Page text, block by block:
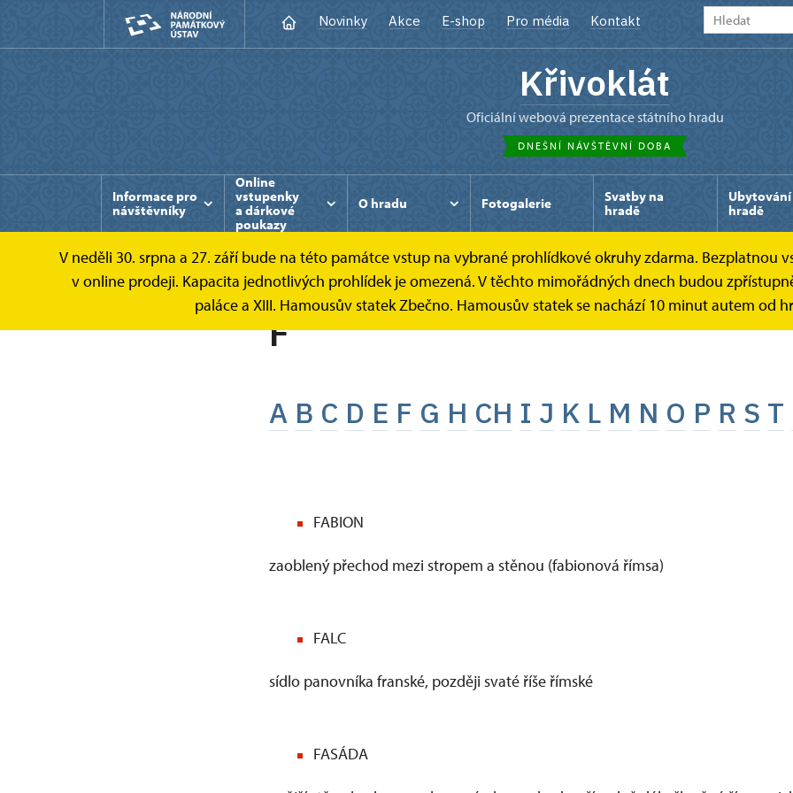
Novinky Akce E-shop Pro média Kontakt
Křivoklát
oficiální webová prezentace státního hradu
DNEŠNÍ NÁVŠTĚVNÍ DOBA
Informace pro
návštěvníky
Online
vstupenky
a dárkové
poukazy
O hradu Fotogalerie
Svatby na
hradě
Ubytování
hradě
V neděli 30. srpna a 27. září bude na této památce vstup na vybrané prohlídkové okruhy zdarma. Bezplatnou
v online prodeji. Kapacita jednotlivých prohlídek je omezená. V těchto mimořádných dnech budou
paláce a XIII. Hamousův statek Zbečno. Hamousův statek se nachází 10 minut autem od
F
A B C D E F G H CH I J K L M N O P R S T
FABION
zaoblený přechod mezi stropem a stěnou (fabionová římsa)
FALC
sídlo panovníka franské, později svaté říše římské
FASÁDA